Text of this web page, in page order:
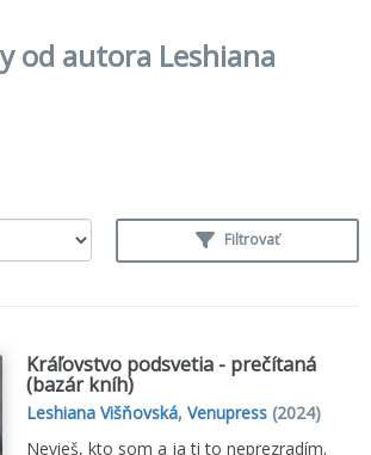
od autora Leshiana
Filtrovať
Kráľovstvo podsvetia - prečítaná
(bazár kníh)
Leshiana Višňovská,Venupress (2024)
Nevieš, kto som a ja ti to neprezradím.